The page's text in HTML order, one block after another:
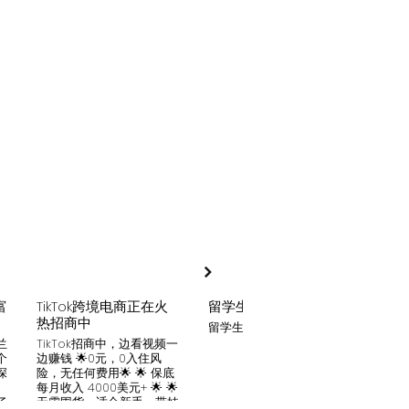
TikTok跨境电商正在火
热招商中
TikTok招商中，边看视频一
边赚钱 🌟0元，0入住风
险，无任何费用🌟 🌟 保底
每月收入 4000美元+ 🌟 🌟
无需囤货，适合新手，带娃
留学生贷款
留学生贷款专业平台